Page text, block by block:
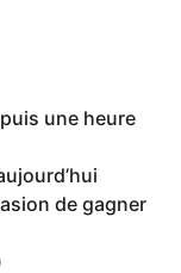
une heure
de gagner